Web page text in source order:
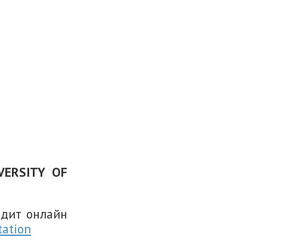
OF
онлайн